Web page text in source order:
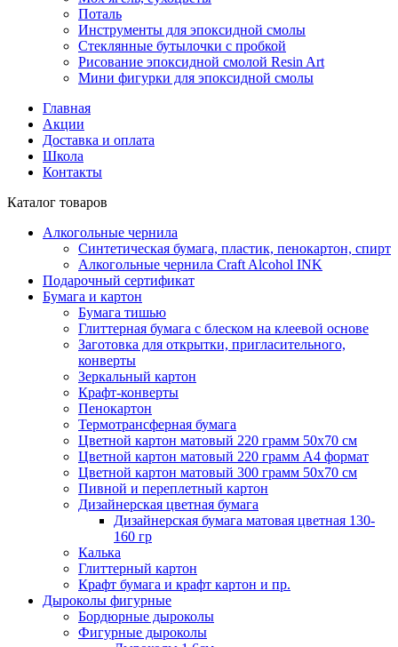
Поталь
Инструменты для эпоксидной смолы
Стеклянные бутылочки с пробкой
Рисование эпоксидной смолой Resin Art
Мини фигурки для эпоксидной смолы
Главная
Акции
Доставка и оплата
Школа
Контакты
Каталог товаров
Алкогольные чернила
Синтетическая бумага, пластик, пенокартон, спирт
Алкогольные чернила Craft Alcohol INK
Подарочный сертификат
Бумага и картон
Бумага тишью
Глиттерная бумага с блеском на клеевой основе
Заготовка для открытки, пригласительного,
конверты
Зеркальный картон
Крафт-конверты
Пенокартон
Термотрансферная бумага
Цветной картон матовый 220 грамм 50х70 см
Цветной картон матовый 220 грамм A4 формат
Цветной картон матовый 300 грамм 50х70 см
Пивной и переплетный картон
Дизайнерская цветная бумага
Дизайнерская бумага матовая цветная 130-
160 гр
Калька
Глиттерный картон
Крафт бумага и крафт картон и пр.
Дыроколы фигурные
Бордюрные дыроколы
Фигурные дыроколы